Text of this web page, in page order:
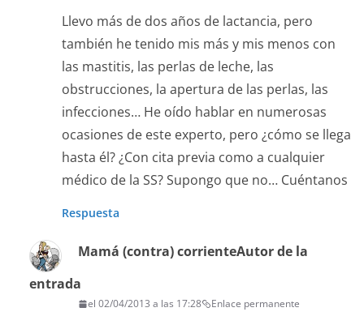
Llevo más de dos años de lactancia, pero
también he tenido mis más y mis menos con
las mastitis, las perlas de leche, las
obstrucciones, la apertura de las perlas, las
infecciones… He oído hablar en numerosas
ocasiones de este experto, pero ¿cómo se llega
hasta él? ¿Con cita previa como a cualquier
médico de la SS? Supongo que no… Cuéntanos
Respuesta
Mamá (contra) corrienteAutor de la
entrada
el 02/04/2013 a las 17:28 Enlace permanente